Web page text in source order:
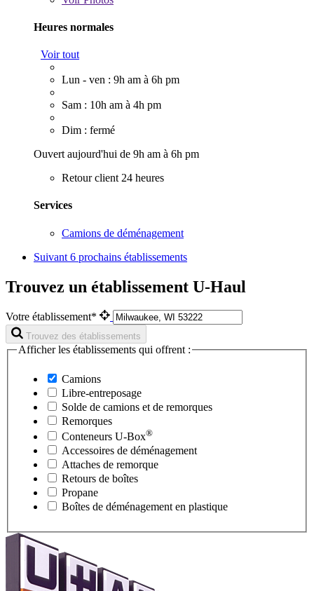
Heures normales
Voir tout
Lun - ven : 9h am à 6h pm
Sam : 10h am à 4h pm
Dim : fermé
Ouvert aujourd'hui de 9h am à 6h pm
Retour client 24 heures
Services
Camions de déménagement
Suivant 6 prochains établissements
Trouvez un établissement U-Haul
Votre établissement*
Trouvez des établissements
Afficher les établissements qui offrent :
Camions
Libre-entreposage
Solde de camions et de remorques
Remorques
Conteneurs U-Box®
Accessoires de déménagement
Attaches de remorque
Retours de boîtes
Propane
Boîtes de déménagement en plastique